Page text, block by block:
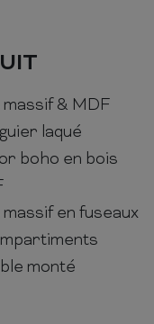
massif & MDF
laqué
boho en bois
massif en fuseaux
monté